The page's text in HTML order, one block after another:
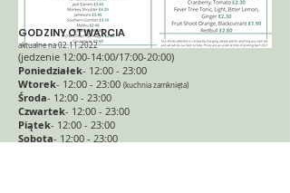
GODZINY OTWARCIA
aktualne na02.11.2022
(jedzenie 12:00-14:00/17:00-20:00)
Poniedziałek- 12:00 - 23:00
Wtorek- 12:00 - 23:00 (kuchnia zamknięta)
Środa- 12:00 - 23:00
Czwartek- 12:00 - 23:00
Piątek- 12:00 - 23:00
Sobota- 12:00 - 23:00